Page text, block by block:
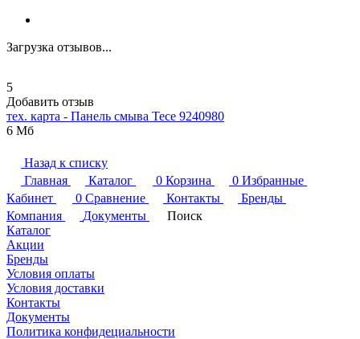
Загрузка отзывов...
5
Добавить отзыв
тех. карта - Панель смыва Tece 9240980
6 Мб
Назад к списку
Главная
Каталог 0 Корзина 0 Избранные
Кабинет
0 Сравнение Контакты
Бренды
Компания
Документы
Поиск
Каталог
Акции
Бренды
Условия оплаты
Условия доставки
Контакты
Документы
Политика конфидециальности